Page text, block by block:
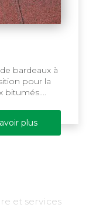
bardeaux à
pour la
bitumés....
plus
et services